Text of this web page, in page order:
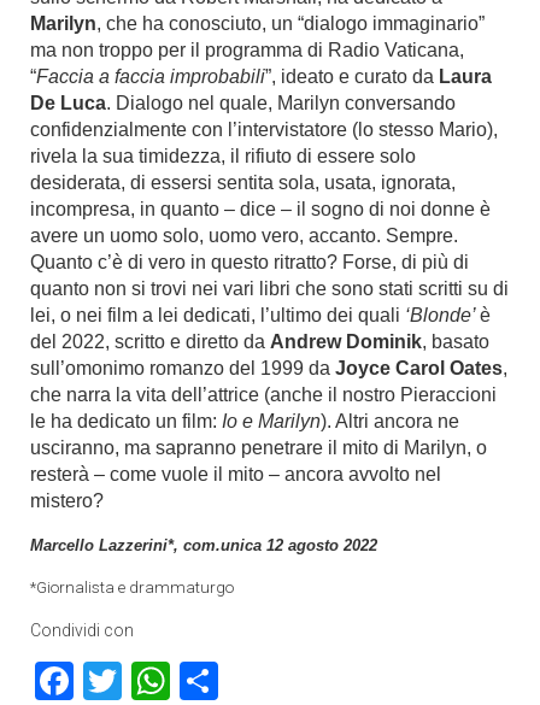
Marilyn, che ha conosciuto, un “dialogo immaginario”
ma non troppo per il programma di Radio Vaticana,
“Faccia a faccia improbabili”, ideato e curato da Laura
De Luca. Dialogo nel quale, Marilyn conversando
confidenzialmente con l’intervistatore (lo stesso Mario),
rivela la sua timidezza, il rifiuto di essere solo
desiderata, di essersi sentita sola, usata, ignorata,
incompresa, in quanto – dice – il sogno di noi donne è
avere un uomo solo, uomo vero, accanto. Sempre.
Quanto c’è di vero in questo ritratto? Forse, di più di
quanto non si trovi nei vari libri che sono stati scritti su di
lei, o nei film a lei dedicati, l’ultimo dei quali ‘Blonde’è
del 2022, scritto e diretto da Andrew Dominik, basato
sull’omonimo romanzo del 1999 da Joyce Carol Oates,
che narra la vita dell’attrice (anche il nostro Pieraccioni
le ha dedicato un film: Io e Marilyn). Altri ancora ne
usciranno, ma sapranno penetrare il mito di Marilyn, o
resterà – come vuole il mito – ancora avvolto nel
mistero?
Marcello Lazzerini*, com.unica 12 agosto 2022
*Giornalista e drammaturgo
Condividi con
Facebook
TwitterWhatsApp